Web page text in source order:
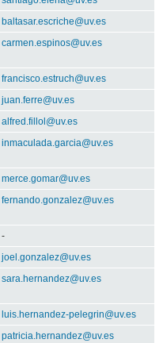
baltasar.escriche@uv.es
carmen.espinos@uv.es
francisco.estruch@uv.es
juan.ferre@uv.es
alfred.fillol@uv.es
inmaculada.garcia@uv.es
merce.gomar@uv.es
fernando.gonzalez@uv.es
-
joel.gonzalez@uv.es
sara.hernandez@uv.es
luis.hernandez-pelegrin@uv.es
patricia.hernandez@uv.es